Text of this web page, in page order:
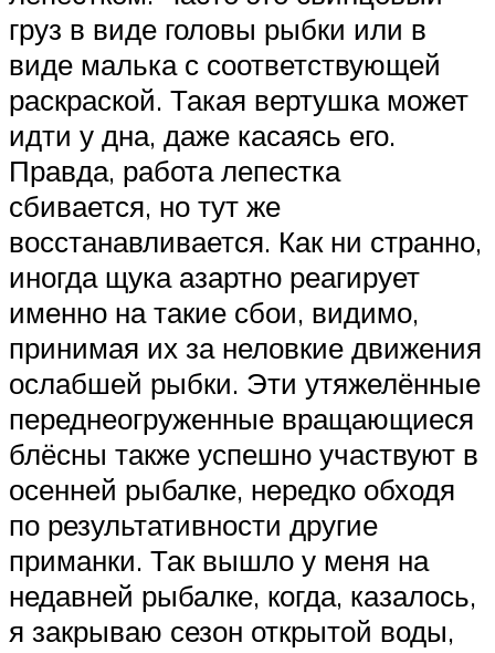
груз в виде головы рыбки или в
виде малька с соответствующей
раскраской. Такая вертушка может
идти у дна, даже касаясь его.
Правда, работа лепестка
сбивается, но тут же
восстанавливается. Как ни странно,
иногда щука азартно реагирует
именно на такие сбои, видимо,
принимая их за неловкие движения
ослабшей рыбки. Эти утяжелённые
переднеогруженные вращающиеся
блёсны также успешно участвуют в
осенней рыбалке, нередко обходя
по результативности другие
приманки. Так вышло у меня на
недавней рыбалке, когда, казалось,
я закрываю сезон открытой воды,